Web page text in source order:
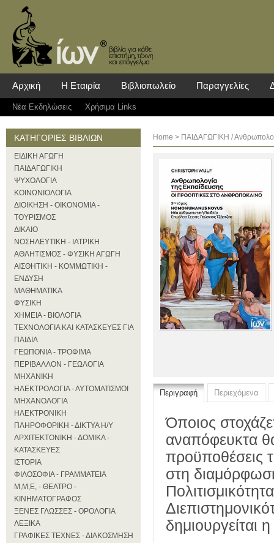
Αρχική Η Εταιρία Βιβλιοπωλείο Παραγγελίες
Νέα Eκδηλώσεις Χρήσιμα Links
ΚΑΤΗΓΟΡΙΕΣ ΒΙΒΛΙΩΝ
ΕΙΔΙΚΗ ΑΓΩΓΗ
ΠΑΙΔΑΓΩΓΙΚΗ
ΨΥΧΟΛΟΓΙΑ
ΚΟΙΝΩΝΙΟΛΟΓΙΑ
ΔΙΟΙΚΗΣΗ - ΟΙΚΟΝΟΜΙΑ -
ΤΟΥΡΙΣΜΟΣ
ΔΙΚΑΙΟ
ΝΟΣΗΛΕΥΤΙΚΗ - ΙΑΤΡΙΚΗ
ΑΘΛΗΤΙΣΜΟΣ - ΦΥΣΙΚΗ ΑΓΩΓΗ
ΑΙΣΘΗΤΙΚΗ - ΚΟΜΜΩΤΙΚΗ -
ΕΝΔΥΣΗ
ΜΑΘΗΜΑΤΙΚΑ
ΦΥΣΙΚΗ
ΧΗΜΕΙΑ - ΒΙΟΛΟΓΙΑ
ΤΕΧΝΟΛΟΓΙΑ ΚΑΙ ΚΑΤΑΣΚΕΥΕΣ ΓΙΑ
ΠΑΙΔΙΑ
ΓΕΩΠΟΝΙΑ - ΤΡΟΦΙΜΑ
ΠΕΡΙΒΑΛΛΟΝ - ΓΕΩΛΟΓΙΑ
ΜΗΧΑΝΙΚΗ
ΗΛΕΚΤΡΟΛΟΓΙΑ - ΑΥΤΟΜΑΤΙΣΜΟΙ
ΜΗΧΑΝΟΛΟΓΙΑ
ΗΛΕΚΤΡΟΝΙΚΗ
ΠΛΗΡΟΦΟΡΙΚΗ - ΔΙΚΤΥΑ Η/Υ
ΑΡΧΙΤΕΚΤΟΝΙΚΗ - ΔΟΜΙΚΑ -
ΚΑΤΑΣΚΕΥΕΣ
ΙΣΤΟΡΙΑ
ΦΙΛΟΣΟΦΙΑ - ΓΡΑΜΜΑΤΕΙΑ
Μ,Μ,Ε, - ΘΕΑΤΡΟ -
ΚΙΝΗΜΑΤΟΓΡΑΦΟΣ
ΞΕΝΕΣ ΓΛΩΣΣΕΣ - ΟΡΟΛΟΓΙΑ
ΛΕΞΙΚΑ
ΓΡΑΦΙΚΕΣ ΤΕΧΝΕΣ - ΔΙΑΚΟΣΜΗΣΗ
Home > ΠΑΙΔΑΓΩΓΙΚΗ /
Περιγραφή Περιεχόμενα
Όποιος
αναπόφευκτα
προϋποθέσεις
στη